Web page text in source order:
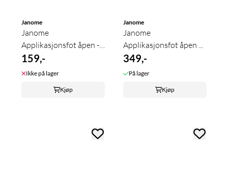
Janome
Janome
Applikasjonsfot åpen -
...
159,-
Ikke på lager
Kjøp
Janome
Janome
Applikasjonsfot åpen ...
349,-
På lager
Kjøp